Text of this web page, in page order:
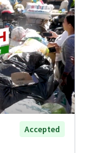
Accepted